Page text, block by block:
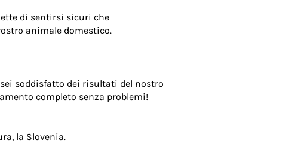
di sentirsi sicuri che
animale domestico.
soddisfatto dei risultati del nostro
completo senza problemi!
la Slovenia.